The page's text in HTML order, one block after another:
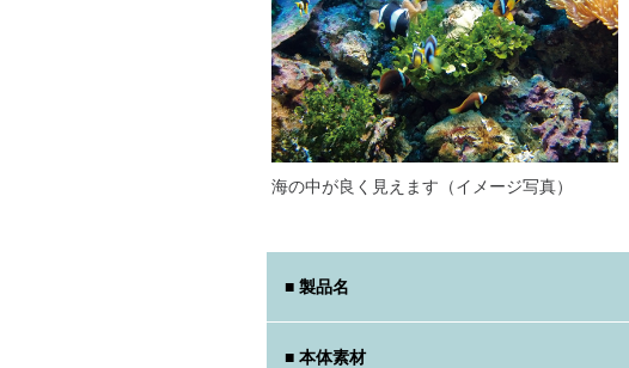
海の中が良く見えます（イメージ写真）
■ 製品名
■ 本体素材